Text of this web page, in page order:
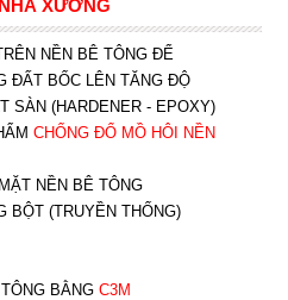
XƯỞNG
NỀN BÊ TÔNG ĐỂ
ĐẤT BỐC LÊN TĂNG ĐỘ
SÀN (HARDENER - EPOXY)
CHỐNG ĐỔ MỒ HÔI NỀN
NỀN BÊ TÔNG
BỘT (TRUYỀN THỐNG)
BẰNG C3M